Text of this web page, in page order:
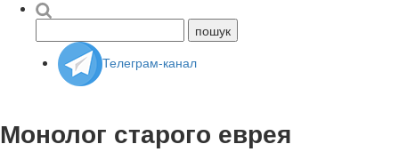
Телеграм-канал
Монолог старого еврея